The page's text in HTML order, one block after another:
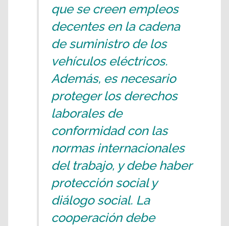
que se creen empleos
decentes en la cadena
de suministro de los
vehículos eléctricos.
Además, es necesario
proteger los derechos
laborales de
conformidad con las
normas internacionales
del trabajo, y debe haber
protección social y
diálogo social. La
cooperación debe